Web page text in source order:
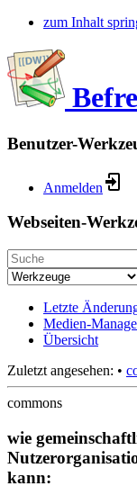
zum Inhalt
Benutzer-
Anmelden
Webseiten-
Letzte
Medien-
Übersicht
Zuletzt angesehen: •
commons
wie
kann: